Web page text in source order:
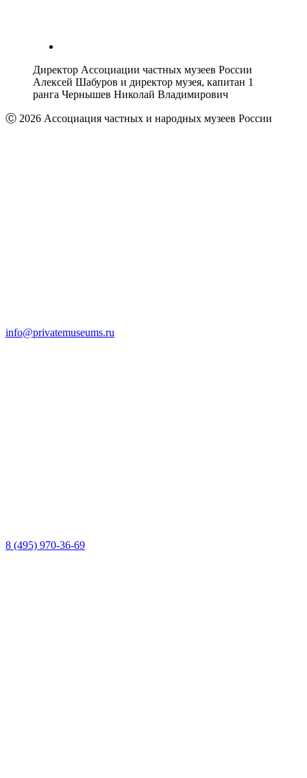
Директор Ассоциации частных музеев России
Алексей Шабуров и директор музея, капитан 1
ранга Чернышев Николай Владимирович
Ⓒ 2026 Ассоциация частных и народных музеев России
info@privatemuseums.ru
8 (495) 970-36-69